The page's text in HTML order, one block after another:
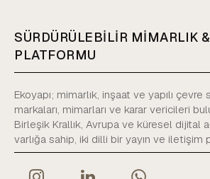
SÜRDÜRÜLEBİLİR MİMARLIK
PLATFORMU
Ekoyapı; mimarlık, inşaat ve yapılı
markaları, mimarları ve karar vericileri
Birleşik Krallık, Avrupa ve küresel dijital
varlığa sahip, iki dilli bir yayın ve iletişim